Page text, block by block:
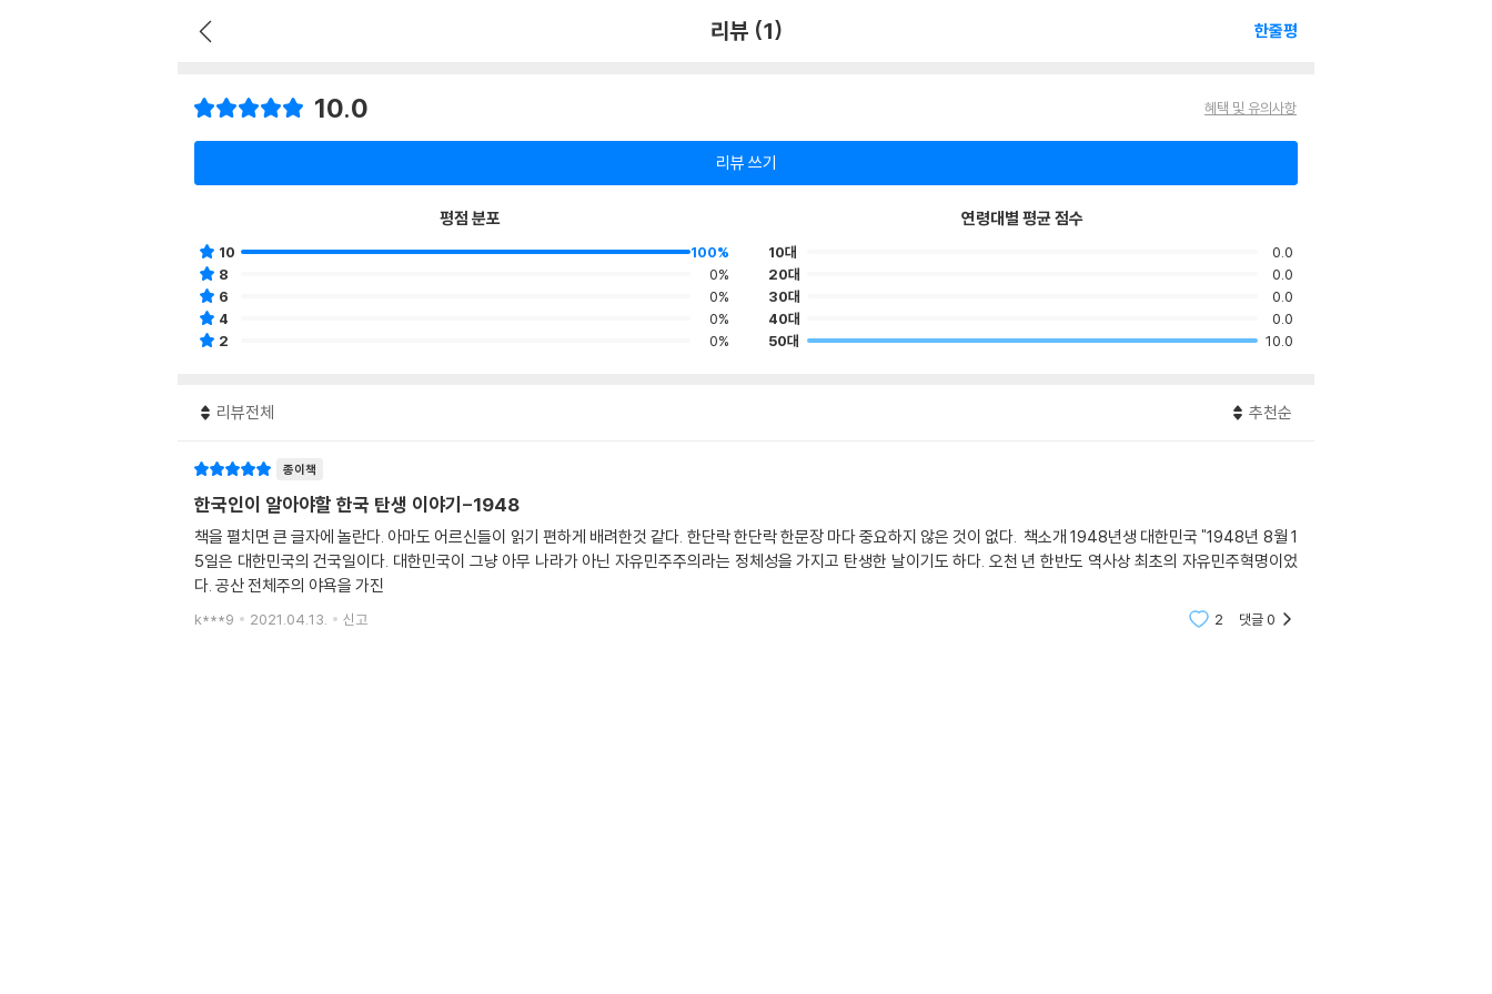
리뷰 (1) 한줄평
10.0 혜택 및 유의사항
리뷰 쓰기
평점 분포
10
100%
8
0%
6
0%
4
0%
2
0%
연령대별 평균 점수
10대
0.0
20대
0.0
30대
0.0
40대
0.0
50대
10.0
리뷰전체 추천순
종이책
한국인이 알아야할 한국 탄생 이야기-1948
책을 펼치면 큰 글자에 놀란다. 아마도 어르신들이 읽기 편하게 배려한것 같다. 한단락 한단락 한문장 마다 중요하지 않은 것이 없다. 책소개 1948년생 대한민국 "1948년 8월 1
5일은 대한민국의 건국일이다. 대한민국이 그냥 아무 나라가 아닌 자유민주주의라는 정체성을 가지고 탄생한 날이기도 하다. 오천 년 한반도 역사상 최초의 자유민주혁명이었
다. 공산 전체주의 야욕을 가진
k***9 2021.04.13. 신고 2 댓글0